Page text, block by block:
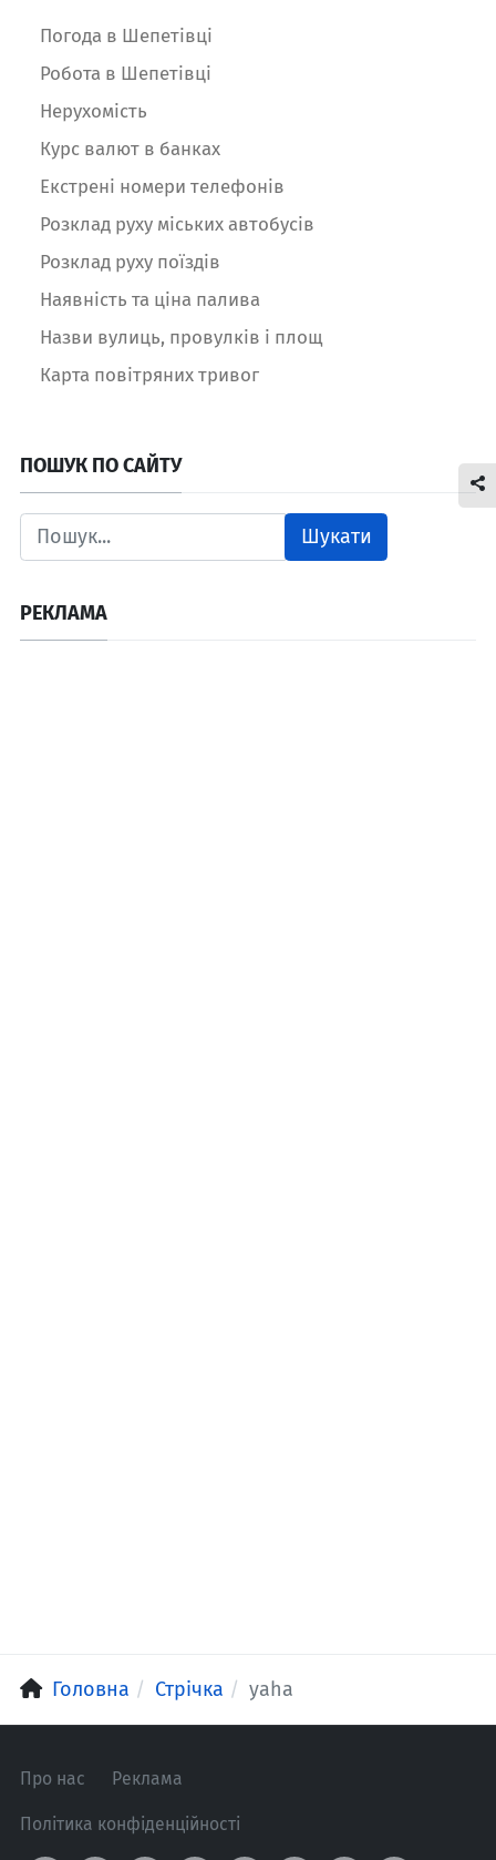
Погода в Шепетівці
Робота в Шепетівці
Нерухомість
Курс валют в банках
Екстрені номери телефонів
Розклад руху міських автобусів
Розклад руху поїздів
Наявність та ціна палива
Назви вулиць, провулків і площ
Карта повітряних тривог
ПОШУК ПО САЙТУ
Шукати
РЕКЛАМА
Головна Стрічка yaha
Про нас Реклама
Політика конфіденційності